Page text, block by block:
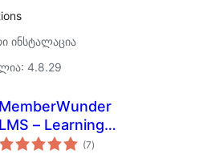
ინსტალაცია
4.8.29
MemberWunder
LMS – Learning
Management
(7საერთო
რეიტინგი
)